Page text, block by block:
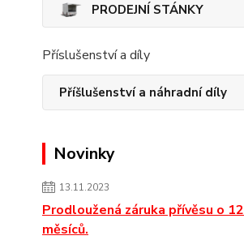
PRODEJNÍ STÁNKY
Příslušenství a díly
Příšlušenství a náhradní díly
Novinky
13.11.2023
Prodloužená záruka přívěsu o 12
měsíců.